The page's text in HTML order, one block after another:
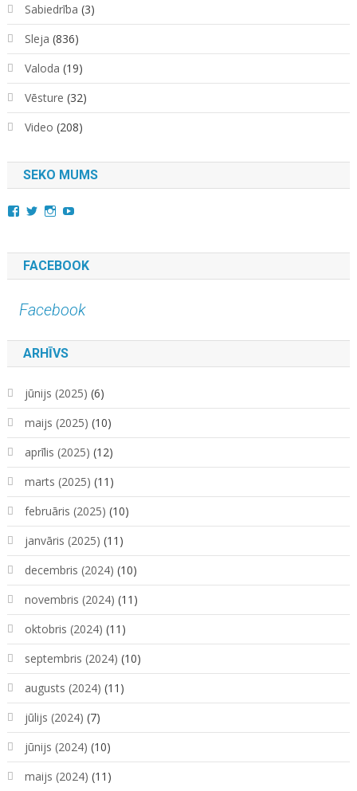
Sabiedrība (3)
Sleja (836)
Valoda (19)
Vēsture (32)
Video (208)
SEKO MUMS
View
Facebook
View
Twitter
View
Instagram
YouTube
FACEBOOK
Facebook
ARHĪVS
jūnijs (2025) (6)
maijs (2025) (10)
aprīlis (2025) (12)
marts (2025) (11)
februāris (2025) (10)
janvāris (2025) (11)
decembris (2024) (10)
novembris (2024) (11)
oktobris (2024) (11)
septembris (2024) (10)
augusts (2024) (11)
jūlijs (2024) (7)
jūnijs (2024) (10)
maijs (2024) (11)